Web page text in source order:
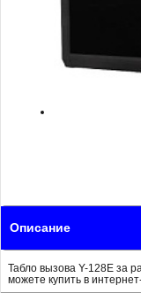
Описание
Табло вызова Y-128E за
можете купить в